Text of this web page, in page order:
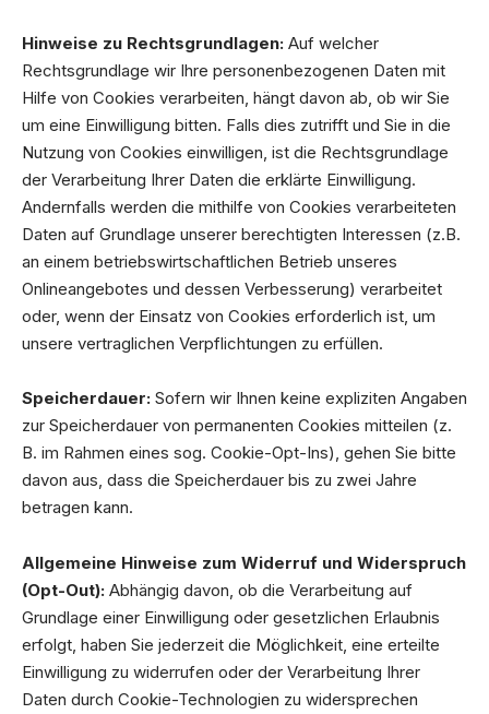
Hinweise zu Rechtsgrundlagen: Auf welcher
Rechtsgrundlage wir Ihre personenbezogenen Daten mit
Hilfe von Cookies verarbeiten, hängt davon ab, ob wir Sie
um eine Einwilligung bitten. Falls dies zutrifft und Sie in die
Nutzung von Cookies einwilligen, ist die Rechtsgrundlage
der Verarbeitung Ihrer Daten die erklärte Einwilligung.
Andernfalls werden die mithilfe von Cookies verarbeiteten
Daten auf Grundlage unserer berechtigten Interessen (z.B.
an einem betriebswirtschaftlichen Betrieb unseres
Onlineangebotes und dessen Verbesserung) verarbeitet
oder, wenn der Einsatz von Cookies erforderlich ist, um
unsere vertraglichen Verpflichtungen zu erfüllen.
Speicherdauer: Sofern wir Ihnen keine expliziten Angaben
zur Speicherdauer von permanenten Cookies mitteilen (z.
B. im Rahmen eines sog. Cookie-Opt-Ins), gehen Sie bitte
davon aus, dass die Speicherdauer bis zu zwei Jahre
betragen kann.
Allgemeine Hinweise zum Widerruf und Widerspruch
(Opt-Out): Abhängig davon, ob die Verarbeitung auf
Grundlage einer Einwilligung oder gesetzlichen Erlaubnis
erfolgt, haben Sie jederzeit die Möglichkeit, eine erteilte
Einwilligung zu widerrufen oder der Verarbeitung Ihrer
Daten durch Cookie-Technologien zu widersprechen